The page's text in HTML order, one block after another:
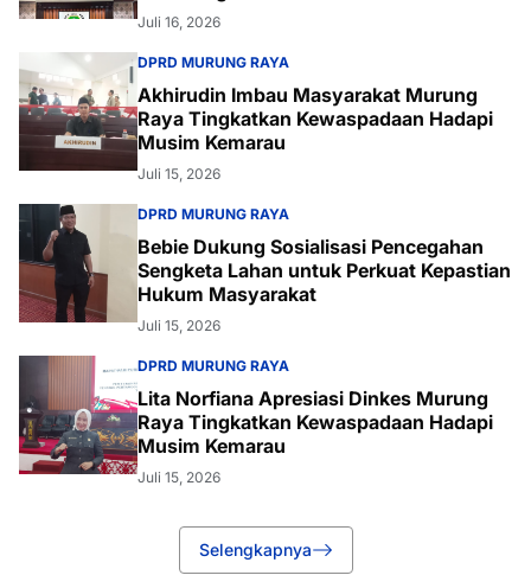
Juli 16, 2026
DPRD MURUNG RAYA
Akhirudin Imbau Masyarakat Murung
Raya Tingkatkan Kewaspadaan Hadapi
Musim Kemarau
Juli 15, 2026
DPRD MURUNG RAYA
Bebie Dukung Sosialisasi Pencegahan
Sengketa Lahan untuk Perkuat Kepastian
Hukum Masyarakat
Juli 15, 2026
DPRD MURUNG RAYA
Lita Norfiana Apresiasi Dinkes Murung
Raya Tingkatkan Kewaspadaan Hadapi
Musim Kemarau
Juli 15, 2026
Selengkapnya